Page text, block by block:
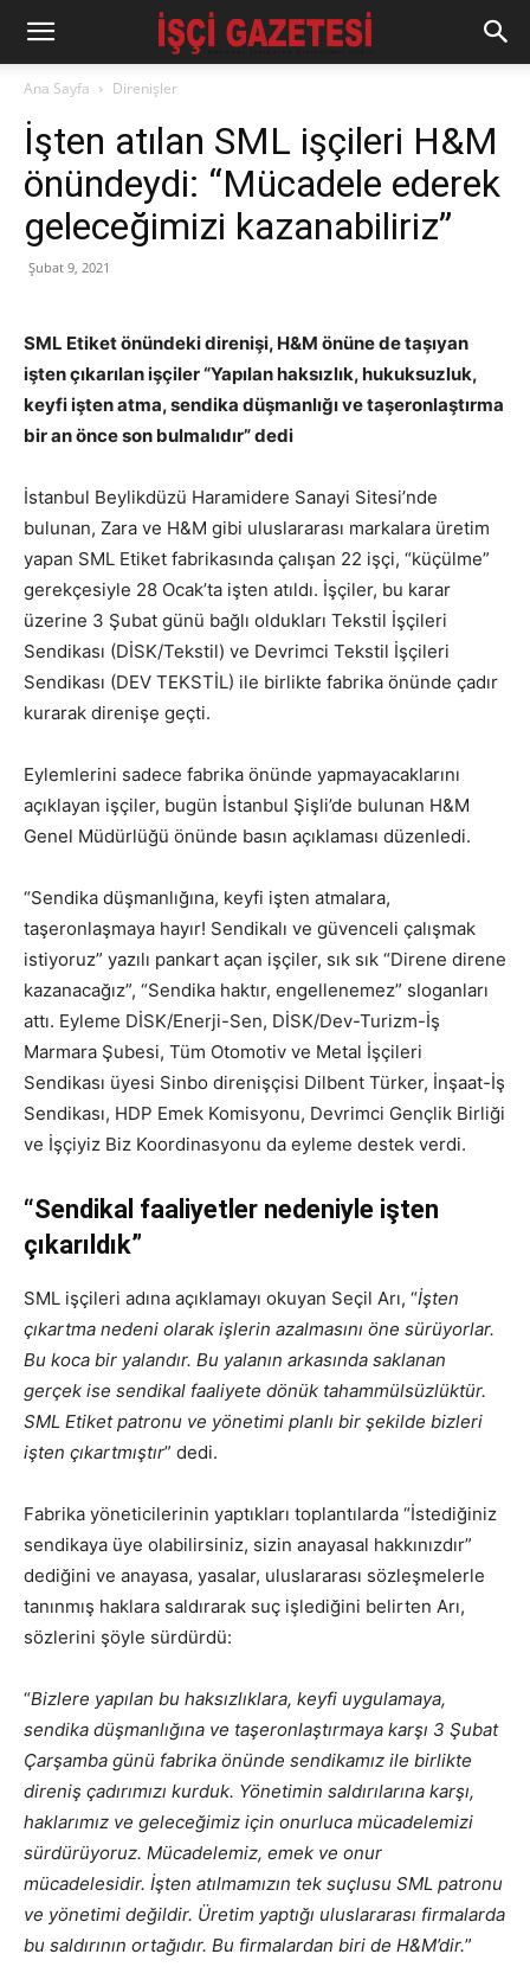
Ana Sayfa Direnişler
İşten atılan SML işçileri H&M
önündeydi: “Mücadele ederek
geleceğimizi kazanabiliriz”
Şubat 9, 2021
SML Etiket önündeki direnişi, H&M önüne de taşıyan
işten çıkarılan işçiler “Yapılan haksızlık, hukuksuzluk,
keyfi işten atma, sendika düşmanlığı ve taşeronlaştırma
bir an önce son bulmalıdır” dedi
İstanbul Beylikdüzü Haramidere Sanayi Sitesi’nde
bulunan, Zara ve H&M gibi uluslararası markalara üretim
yapan SML Etiket fabrikasında çalışan 22 işçi, “küçülme”
gerekçesiyle 28 Ocak’ta işten atıldı. İşçiler, bu karar
üzerine 3 Şubat günü bağlı oldukları Tekstil İşçileri
Sendikası (DİSK/Tekstil) ve Devrimci Tekstil İşçileri
Sendikası (DEV TEKSTİL) ile birlikte fabrika önünde çadır
kurarak direnişe geçti.
Eylemlerini sadece fabrika önünde yapmayacaklarını
açıklayan işçiler, bugün İstanbul Şişli’de bulunan H&M
Genel Müdürlüğü önünde basın açıklaması düzenledi.
“Sendika düşmanlığına, keyfi işten atmalara,
taşeronlaşmaya hayır! Sendikalı ve güvenceli çalışmak
istiyoruz” yazılı pankart açan işçiler, sık sık “Direne direne
kazanacağız”, “Sendika haktır, engellenemez” sloganları
attı. Eyleme DİSK/Enerji-Sen, DİSK/Dev-Turizm-İş
Marmara Şubesi, Tüm Otomotiv ve Metal İşçileri
Sendikası üyesi Sinbo direnişçisi Dilbent Türker, İnşaat-İş
Sendikası, HDP Emek Komisyonu, Devrimci Gençlik Birliği
ve İşçiyiz Biz Koordinasyonu da eyleme destek verdi.
“Sendikal faaliyetler nedeniyle işten
çıkarıldık”
SML işçileri adına açıklamayı okuyan Seçil Arı, “İşten
çıkartma nedeni olarak işlerin azalmasını öne sürüyorlar.
Bu koca bir yalandır. Bu yalanın arkasında saklanan
gerçek ise sendikal faaliyete dönük tahammülsüzlüktür.
SML Etiket patronu ve yönetimi planlı bir şekilde bizleri
işten çıkartmıştır” dedi.
Fabrika yöneticilerinin yaptıkları toplantılarda “İstediğiniz
sendikaya üye olabilirsiniz, sizin anayasal hakkınızdır”
dediğini ve anayasa, yasalar, uluslararası sözleşmelerle
tanınmış haklara saldırarak suç işlediğini belirten Arı,
sözlerini şöyle sürdürdü:
“Bizlere yapılan bu haksızlıklara, keyfi uygulamaya,
sendika düşmanlığına ve taşeronlaştırmaya karşı 3 Şubat
Çarşamba günü fabrika önünde sendikamız ile birlikte
direniş çadırımızı kurduk. Yönetimin saldırılarına karşı,
haklarımız ve geleceğimiz için onurluca mücadelemizi
sürdürüyoruz. Mücadelemiz, emek ve onur
mücadelesidir. İşten atılmamızın tek suçlusu SML patronu
ve yönetimi değildir. Üretim yaptığı uluslararası firmalarda
bu saldırının ortağıdır. Bu firmalardan biri de H&M’dir.”